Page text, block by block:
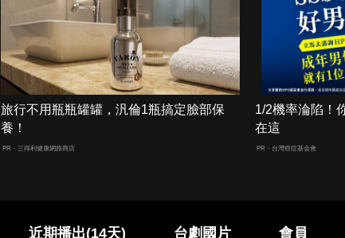
旅行不用瓶瓶罐罐，汎倫1瓶搞定臉部保
養！
PR・三得利健康網路商店
1/2機率淪陷！
在這
PR・台灣癌症基金會
近期播出(14天) 台劇國片 會員